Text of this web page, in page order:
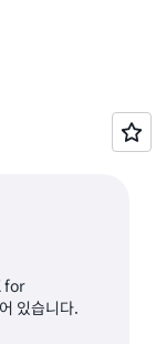
for
있습니다.